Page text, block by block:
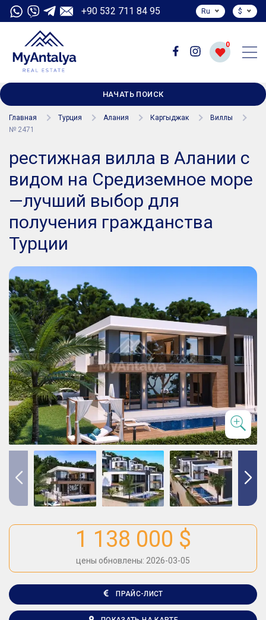
+90 532 711 84 95 Ru $
0
НАЧАТЬ ПОИСК
Главная Турция Алания Каргыджак
Виллы
№ 2471
рестижная вилла в Алании с
видом на Средиземное море
—лучший выбор для
получения гражданства
Турции
1 138 000 $
цены обновлены: 2026-03-05
ПРАЙС-ЛИСТ